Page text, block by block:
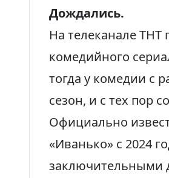
Дождались.
На телеканале
комедийного
тогда у комедии с
сезон, и с тех пор
Официально
«Иванько» с 2024
заключительными